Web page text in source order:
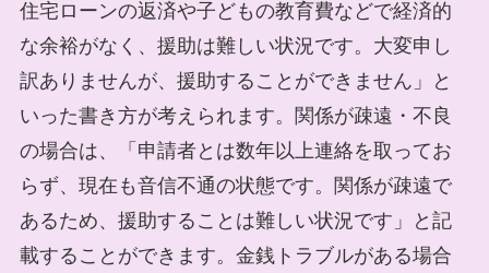
住宅ローンの返済や子どもの教育費などで経済的
な余裕がなく、援助は難しい状況です。大変申し
訳ありませんが、援助することができません」と
いった書き方が考えられます。関係が疎遠・不良
の場合は、「申請者とは数年以上連絡を取ってお
らず、現在も音信不通の状態です。関係が疎遠で
あるため、援助することは難しい状況です」と記
載することができます。金銭トラブルがある場合